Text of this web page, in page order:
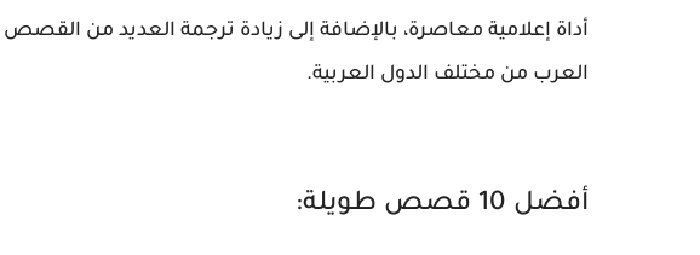
أداة إعلامية معاصرة، بالإضافة إلى زيادة ترجمة العديد من القصص
العرب من مختلف الدول العربية.
أفضل 10 قصص طويلة: